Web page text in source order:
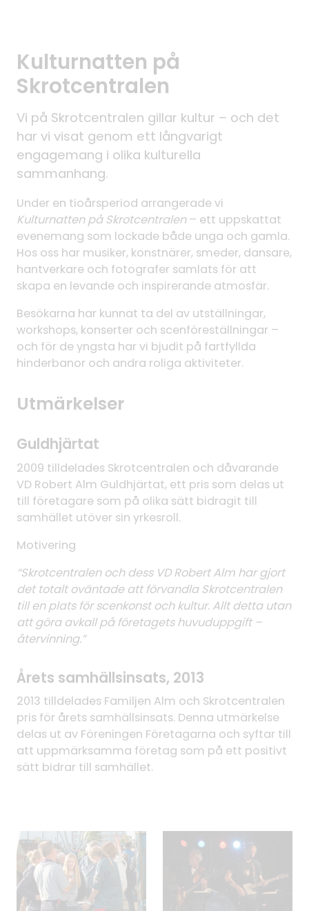
Kulturnatten på
Skrotcentralen
Vi på Skrotcentralen gillar kultur – och det
har vi visat genom ett långvarigt
engagemang i olika kulturella
sammanhang.
Under en tioårsperiod arrangerade vi
Kulturnatten på Skrotcentralen– ett uppskattat
evenemang som lockade både unga och gamla.
Hos oss har musiker, konstnärer, smeder, dansare,
hantverkare och fotografer samlats för att
skapa en levande och inspirerande atmosfär.
Besökarna har kunnat ta del av utställningar,
workshops, konserter och scenföreställningar –
och för de yngsta har vi bjudit på fartfyllda
hinderbanor och andra roliga aktiviteter.
Utmärkelser
Guldhjärtat
2009 tilldelades Skrotcentralen och dåvarande
VD Robert Alm Guldhjärtat, ett pris som delas ut
till företagare som på olika sätt bidragit till
samhället utöver sin yrkesroll.
Motivering
“Skrotcentralen och dess VD Robert Alm har gjort
det totalt oväntade att förvandla Skrotcentralen
till en plats för scenkonst och kultur. Allt detta utan
att göra avkall på företagets huvuduppgift –
återvinning.”
Årets samhällsinsats, 2013
2013 tilldelades Familjen Alm och Skrotcentralen
pris för årets samhällsinsats. Denna utmärkelse
delas ut av Föreningen Företagarna och syftar till
att uppmärksamma företag som på ett positivt
sätt bidrar till samhället.